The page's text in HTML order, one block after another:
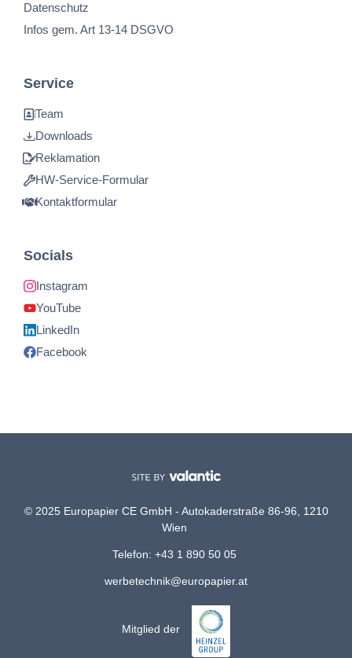
Datenschutz
Infos gem. Art 13-14 DSGVO
Service
Team
Downloads
Reklamation
HW-Service-Formular
Kontaktformular
Socials
Instagram
YouTube
LinkedIn
Facebook
© 2025 Europapier CE GmbH - Autokaderstraße 86-96, 1210
Wien
Telefon: +43 1 890 50 05
werbetechnik@europapier.at
Mitglied der